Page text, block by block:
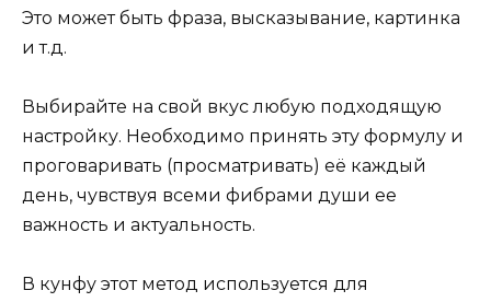
Это может быть фраза, высказывание, картинка
и т.д.
Выбирайте на свой вкус любую подходящую
настройку. Необходимо принять эту формулу и
проговаривать (просматривать) её каждый
день, чувствуя всеми фибрами души ее
важность и актуальность.
В кунфу этот метод используется для